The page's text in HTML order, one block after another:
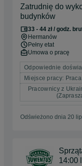
Zatrudnię do
budynków
33 - 44 zł / godz.
Hermanów
Pełny etat
Umowa o pracę
Odpowiednie
Miejsce pracy:
Pracownicy z
Odświeżono dnia 20